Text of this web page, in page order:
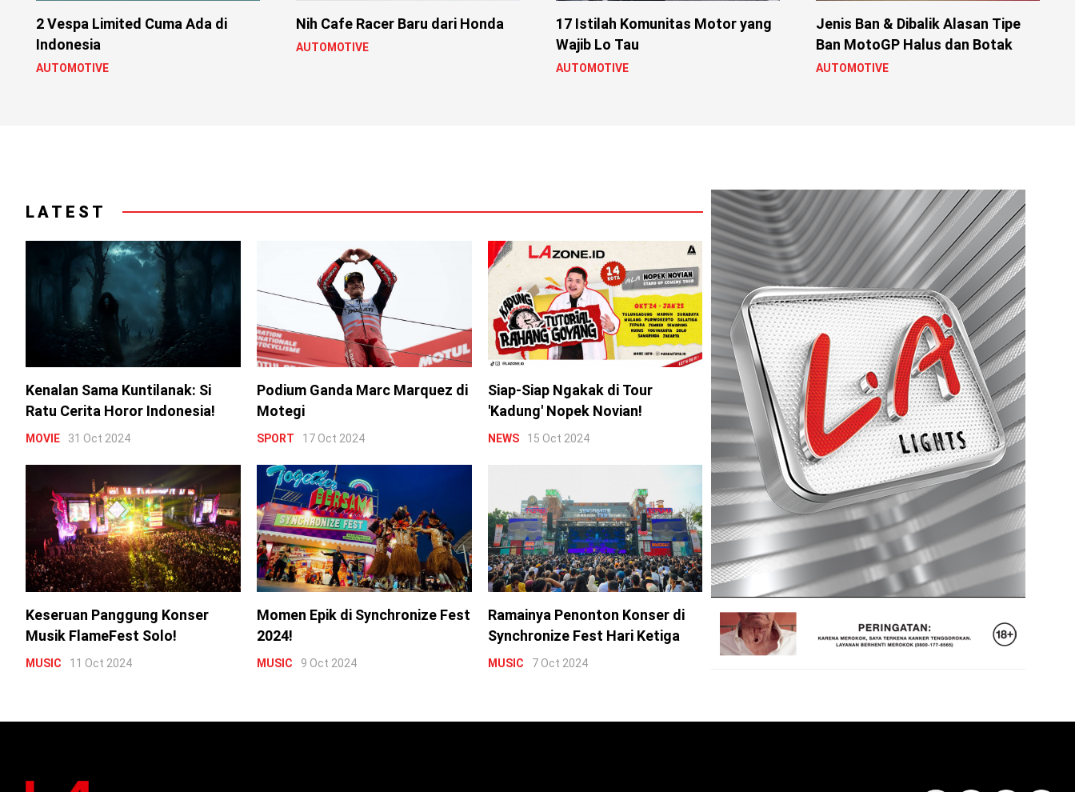
2 Vespa Limited Cuma Ada di
Indonesia
AUTOMOTIVE
Nih Cafe Racer Baru dari Honda
AUTOMOTIVE
17 Istilah Komunitas Motor yang
Wajib Lo Tau
AUTOMOTIVE
Jenis Ban & Dibalik Alasan Tipe
Ban MotoGP Halus dan Botak
AUTOMOTIVE
LATEST
Kenalan Sama Kuntilanak: Si
Ratu Cerita Horor Indonesia!
MOVIE 31 Oct 2024
Podium Ganda Marc Marquez di
Motegi
SPORT 17 Oct 2024
Siap-Siap Ngakak di Tour
'Kadung' Nopek Novian!
NEWS 15 Oct 2024
Keseruan Panggung Konser
Musik FlameFest Solo!
MUSIC 11 Oct 2024
Momen Epik di Synchronize Fest
2024!
MUSIC 9 Oct 2024
Ramainya Penonton Konser di
Synchronize Fest Hari Ketiga
MUSIC 7 Oct 2024